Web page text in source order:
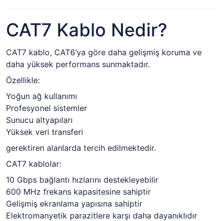
CAT7 Kablo Nedir?
CAT7 kablo, CAT6’ya göre daha gelişmiş koruma ve
daha yüksek performans sunmaktadır.
Özellikle:
Yoğun ağ kullanımı
Profesyonel sistemler
Sunucu altyapıları
Yüksek veri transferi
gerektiren alanlarda tercih edilmektedir.
CAT7 kablolar:
10 Gbps bağlantı hızlarını destekleyebilir
600 MHz frekans kapasitesine sahiptir
Gelişmiş ekranlama yapısına sahiptir
Elektromanyetik parazitlere karşı daha dayanıklıdır